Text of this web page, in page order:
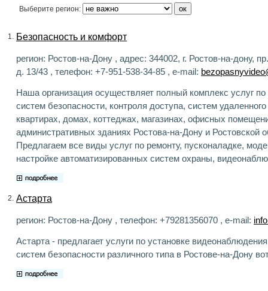
Выберите регион:
1. Безопасность и комфорт
регион: Ростов-на-Дону , адрес: 344002, г. Ростов-на-дону,
д. 13/43 , телефон: +7-951-538-34-85 , e-mail:
Наша организация осуществляет полный комплекс услуг по
систем безопасности, контроля доступа, систем
квартирах, домах, коттеджах, магазинах, офисных
административных зданиях Ростова-на-Дону и Ростовской
Предлагаем все виды услуг по ремонту, пусконаладке,
настройке автоматизированных систем охраны,
2. Астарта
регион: Ростов-на-Дону , телефон: +79281356070 , e-mail:
Астарта - предлагает услуги по установке
систем безопасности различного типа в Ростове-на-Дону